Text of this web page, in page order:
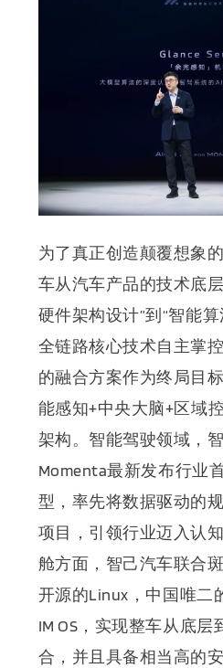
为了真正创造颠覆想象
车从汽车产品的技术底
硬件架构设计”到“智能
全链路核心技术自主掌
的融合方案作为终局目
能感知+中央大脑+区域
架构。智能驾驶领域，
Momenta最新发布行业
型，率先将数据驱动的
项目，引领行业迈入认
舱方面，智己汽车联合
开源的Linux，中国唯二
IM OS，实现整车从底层
合，并且具备相当高的